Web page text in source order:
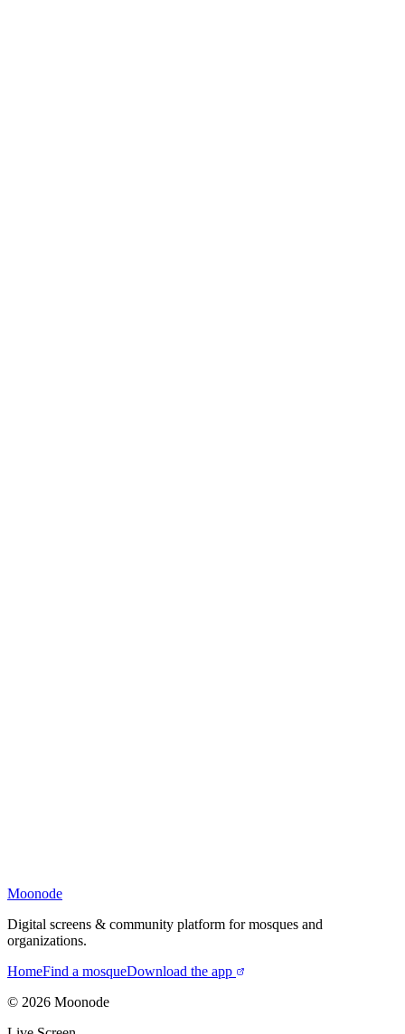
Moonode
Digital screens & community platform for mosques and
organizations.
HomeFind a mosqueDownload the app
© 2026 Moonode